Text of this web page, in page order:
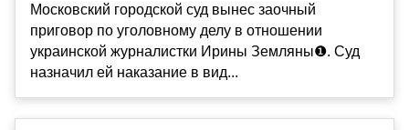
Московский городской суд вынес заочный
приговор по уголовному делу в отношении
украинской журналистки Ирины Земляны❶. Суд
назначил ей наказание в вид...